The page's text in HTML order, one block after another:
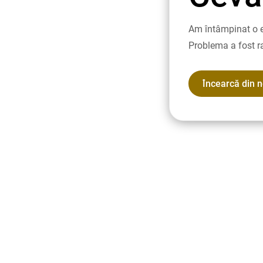
Am întâmpinat o
Problema a fost
Încearcă din